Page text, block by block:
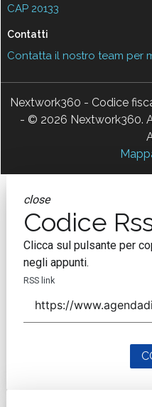
CAP 20133
Contatti
Contatta il nostro team per
Nextwork360 - Codice
- © 2026 Nextwork360.
close
Codice
Clicca sul pulsante per
negli appunti.
RSS link